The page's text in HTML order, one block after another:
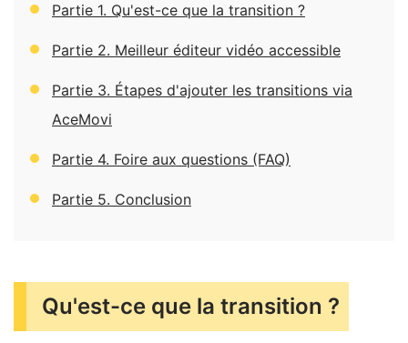
Partie 1. Qu'est-ce que la transition ?
Partie 2. Meilleur éditeur vidéo accessible
Partie 3. Étapes d'ajouter les transitions via
AceMovi
Partie 4. Foire aux questions (FAQ)
Partie 5. Conclusion
Qu'est-ce que la transition ?